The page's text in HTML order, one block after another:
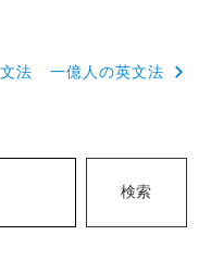
法 一億人の英文法
検索